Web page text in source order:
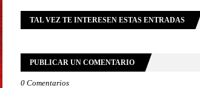
TAL VEZ TE INTERESEN ESTAS ENTRADAS
PUBLICAR UN COMENTARIO
0 Comentarios